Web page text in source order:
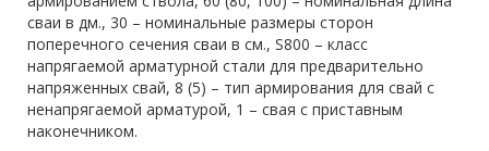
сваи в дм., 30 – номинальные размеры сторон
поперечного сечения сваи в см., S800 – класс
напрягаемой арматурной стали для предварительно
напряженных свай, 8 (5) – тип армирования для свай с
ненапрягаемой арматурой, 1 – свая с приставным
наконечником.